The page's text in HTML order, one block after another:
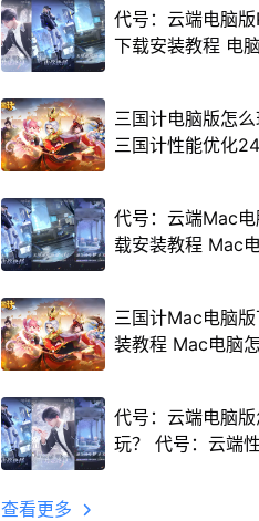
代号：云端电脑
下载安装教程 电
三国计电脑版怎么
三国计性能优化
代号：云端Mac
载安装教程 Mac
三国计Mac电脑
装教程 Mac电脑
代号：云端电脑版
玩？ 代号：云端
查看更多